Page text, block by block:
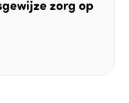
zorg op